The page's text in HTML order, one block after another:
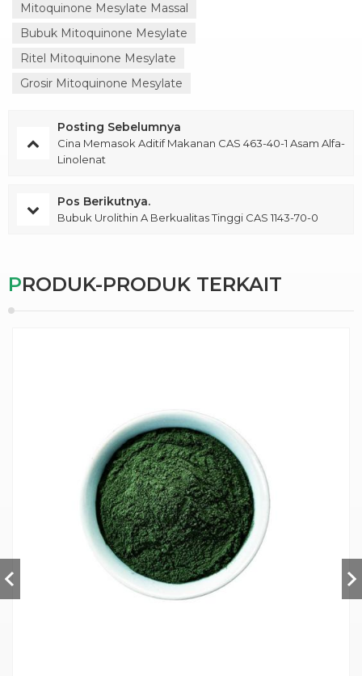
Mitoquinone Mesylate Massal
Bubuk Mitoquinone Mesylate
Ritel Mitoquinone Mesylate
Grosir Mitoquinone Mesylate
Posting Sebelumnya
Cina Memasok Aditif Makanan CAS 463-40-1 Asam Alfa-
Linolenat
Pos Berikutnya.
Bubuk Urolithin A Berkualitas Tinggi CAS 1143-70-0
PRODUK-PRODUK TERKAIT